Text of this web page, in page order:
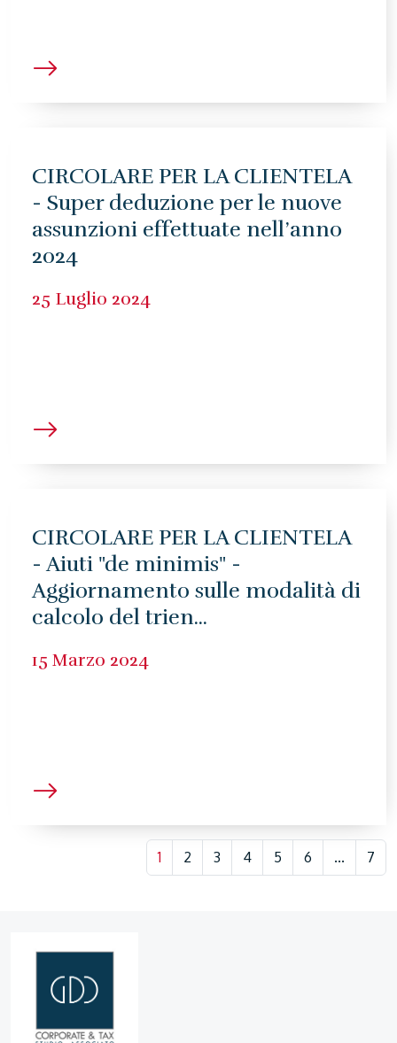
CIRCOLARE PER LA CLIENTELA
- Super deduzione per le nuove
assunzioni effettuate nell’anno
2024
25 Luglio 2024
CIRCOLARE PER LA CLIENTELA
- Aiuti "de minimis" -
Aggiornamento sulle modalità di
calcolo del trien...
15 Marzo 2024
1 2 3 4 5 6 ... 7